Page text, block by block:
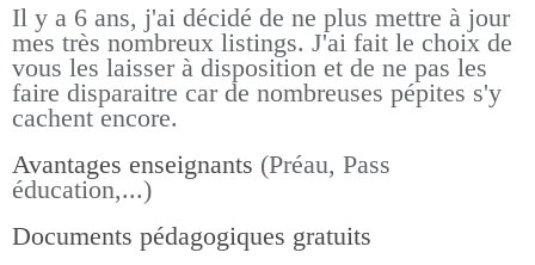
Il y a 6 ans, j'ai décidé de ne plus mettre à jour
mes très nombreux listings. J'ai fait le choix de
vous les laisser à disposition et de ne pas les
faire disparaitre car de nombreuses pépites s'y
cachent encore.
Avantages enseignants (Préau, Pass
éducation,...)
Documents pédagogiques gratuits